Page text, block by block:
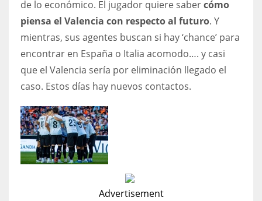
de lo económico. El jugador quiere sabercómo
piensa el Valencia con respecto al futuro. Y
mientras, sus agentes buscan si hay ‘chance’ para
encontrar en España o Italia acomodo…. y casi
que el Valencia sería por eliminación llegado el
caso. Estos días hay nuevos contactos.
Advertisement